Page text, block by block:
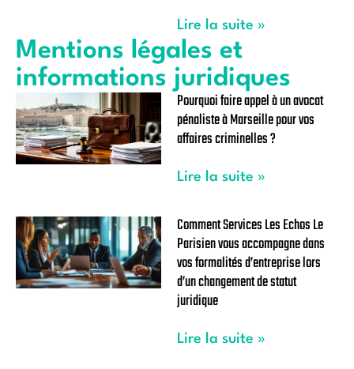
Lire la suite »
Mentions légales et
informations juridiques
Pourquoi faire appel à un avocat
pénaliste à Marseille pour vos
affaires criminelles ?
Lire la suite »
Comment Services Les Echos Le
Parisien vous accompagne dans
vos formalités d’entreprise lors
d’un changement de statut
juridique
Lire la suite »